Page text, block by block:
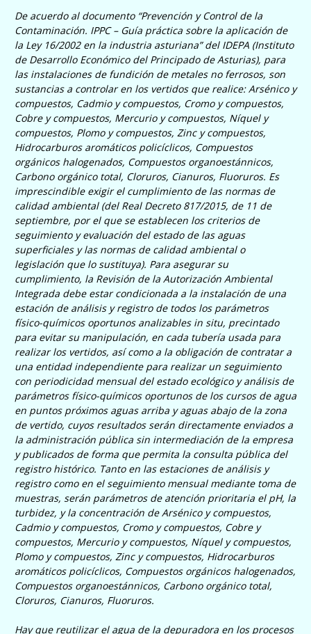
De acuerdo al documento “Prevención y Control de la
Contaminación. IPPC – Guía práctica sobre la aplicación de
la Ley 16/2002 en la industria asturiana” del IDEPA (Instituto
de Desarrollo Económico del Principado de Asturias), para
las instalaciones de fundición de metales no ferrosos, son
sustancias a controlar en los vertidos que realice:Arsénico y
compuestos, Cadmio y compuestos, Cromo y compuestos,
Cobre y compuestos, Mercurio y compuestos, Níquel y
compuestos, Plomo y compuestos, Zinc y compuestos,
Hidrocarburos aromáticos policíclicos, Compuestos
orgánicos halogenados, Compuestos organoestánnicos,
Carbono orgánico total, Cloruros, Cianuros, Fluoruros. Es
imprescindible exigir el cumplimiento de las normas de
calidad ambiental (del Real Decreto 817/2015, de 11 de
septiembre, por el que se establecen los criterios de
seguimiento y evaluación del estado de las aguas
superficiales y las normas de calidad ambientalo
legislación que lo sustituya). Para asegurar su
cumplimiento, la Revisión de la Autorización Ambiental
Integrada debe estar condicionada a la instalación de una
estación de análisis y registro de todos los parámetros
físico-químicos oportunos analizables in situ, precintado
para evitar su manipulación, en cada tubería usada para
realizar los vertidos, así como a la obligación de contratar a
una entidad independiente para realizar un seguimiento
con periodicidad mensual del estado ecológico y análisis de
parámetros físico-químicos oportunos de los cursos de agua
en puntos próximos aguas arriba y aguas abajo de la zona
de vertido, cuyos resultados serán directamente enviados a
la administración pública sin intermediación de la empresa
y publicados de forma que permita la consulta pública del
registro histórico. Tanto en las estaciones de análisis y
registro como en el seguimiento mensual mediante toma de
muestras, serán parámetros de atención prioritaria el pH, la
turbidez, y la concentración deArsénico y compuestos,
Cadmio y compuestos, Cromo y compuestos, Cobre y
compuestos, Mercurio y compuestos, Níquel y compuestos,
Plomo y compuestos, Zinc y compuestos, Hidrocarburos
aromáticos policíclicos, Compuestos orgánicos halogenados,
Compuestos organoestánnicos, Carbono orgánico total,
Cloruros, Cianuros, Fluoruros.
Hay que reutilizar el agua de la depuradora en los procesos